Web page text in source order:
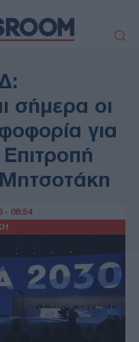
ΤΟΥΡΚΙΑ
LIFESTYLE
ΑΥΤΟΔΙΟΙΚΗΣΗ
σήμερα οι
για
Μητσοτάκη
- 08:54